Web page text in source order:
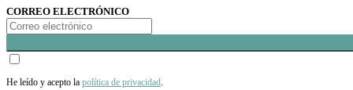
CORREO ELECTRÓNICO
He leído y acepto la política de privacidad